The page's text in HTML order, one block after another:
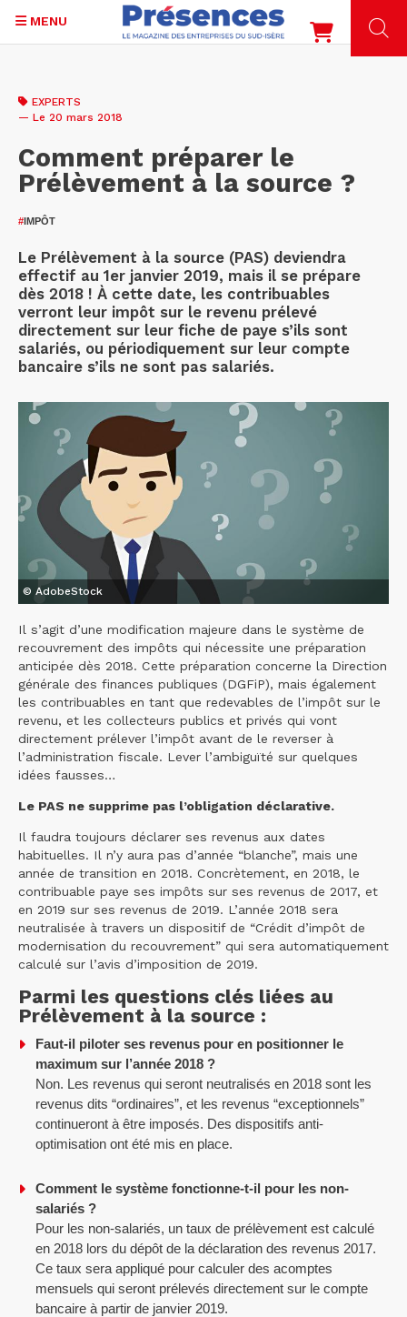
contenu
MENU
EXPERTS
— Le 20 mars 2018
Comment préparer le
Prélèvement à la source ?
#IMPÔT
Le Prélèvement à la source (PAS) deviendra
effectif au 1er janvier 2019, mais il se prépare
dès 2018 ! À cette date, les contribuables
verront leur impôt sur le revenu prélevé
directement sur leur fiche de paye s’ils sont
salariés, ou périodiquement sur leur compte
bancaire s’ils ne sont pas salariés.
© AdobeStock
Il s’agit d’une modification majeure dans le système de
recouvrement des impôts qui nécessite une préparation
anticipée dès 2018. Cette préparation concerne la Direction
générale des finances publiques (DGFiP), mais également
les contribuables en tant que redevables de l’impôt sur le
revenu, et les collecteurs publics et privés qui vont
directement prélever l’impôt avant de le reverser à
l’administration fiscale. Lever l’ambiguïté sur quelques
idées fausses…
Le PAS ne supprime pas l’obligation déclarative.
Il faudra toujours déclarer ses revenus aux dates
habituelles. Il n’y aura pas d’année “blanche”, mais une
année de transition en 2018. Concrètement, en 2018, le
contribuable paye ses impôts sur ses revenus de 2017, et
en 2019 sur ses revenus de 2019. L’année 2018 sera
neutralisée à travers un dispositif de “Crédit d’impôt de
modernisation du recouvrement” qui sera automatiquement
calculé sur l’avis d’imposition de 2019.
Parmi les questions clés liées au
Prélèvement à la source :
Faut-il piloter ses revenus pour en positionner le
maximum sur l’année 2018 ?
Non. Les revenus qui seront neutralisés en 2018 sont les
revenus dits “ordinaires”, et les revenus “exceptionnels”
continueront à être imposés. Des dispositifs anti-
optimisation ont été mis en place.
Comment le système fonctionne-t-il pour les non-
salariés ?
Pour les non-salariés, un taux de prélèvement est calculé
en 2018 lors du dépôt de la déclaration des revenus 2017.
Ce taux sera appliqué pour calculer des acomptes
mensuels qui seront prélevés directement sur le compte
bancaire à partir de janvier 2019.